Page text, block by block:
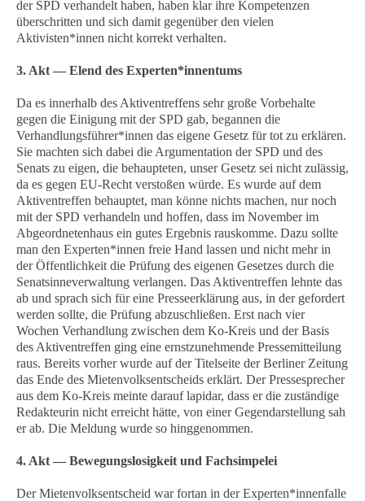
der SPD verhandelt haben, haben klar ihre Kompetenzen
überschritten und sich damit gegenüber den vielen
Aktivisten*innen nicht korrekt verhalten.
3. Akt — Elend des Experten*innentums
Da es innerhalb des Aktiventreffens sehr große Vorbehalte
gegen die Einigung mit der SPD gab, begannen die
Verhandlungsführer*innen das eigene Gesetz für tot zu erklären.
Sie machten sich dabei die Argumentation der SPD und des
Senats zu eigen, die behaupteten, unser Gesetz sei nicht zulässig,
da es gegen EU-Recht verstoßen würde. Es wurde auf dem
Aktiventreffen behauptet, man könne nichts machen, nur noch
mit der SPD verhandeln und hoffen, dass im November im
Abgeordnetenhaus ein gutes Ergebnis rauskomme. Dazu sollte
man den Experten*innen freie Hand lassen und nicht mehr in
der Öffentlichkeit die Prüfung des eigenen Gesetzes durch die
Senatsinneverwaltung verlangen. Das Aktiventreffen lehnte das
ab und sprach sich für eine Presseerklärung aus, in der gefordert
werden sollte, die Prüfung abzuschließen. Erst nach vier
Wochen Verhandlung zwischen dem Ko-Kreis und der Basis
des Aktiventreffen ging eine ernstzunehmende Pressemitteilung
raus. Bereits vorher wurde auf der Titelseite der Berliner Zeitung
das Ende des Mietenvolksentscheids erklärt. Der Pressesprecher
aus dem Ko-Kreis meinte darauf lapidar, dass er die zuständige
Redakteurin nicht erreicht hätte, von einer Gegendarstellung sah
er ab. Die Meldung wurde so hinggenommen.
4. Akt — Bewegungslosigkeit und Fachsimpelei
Der Mietenvolksentscheid war fortan in der Experten*innenfalle